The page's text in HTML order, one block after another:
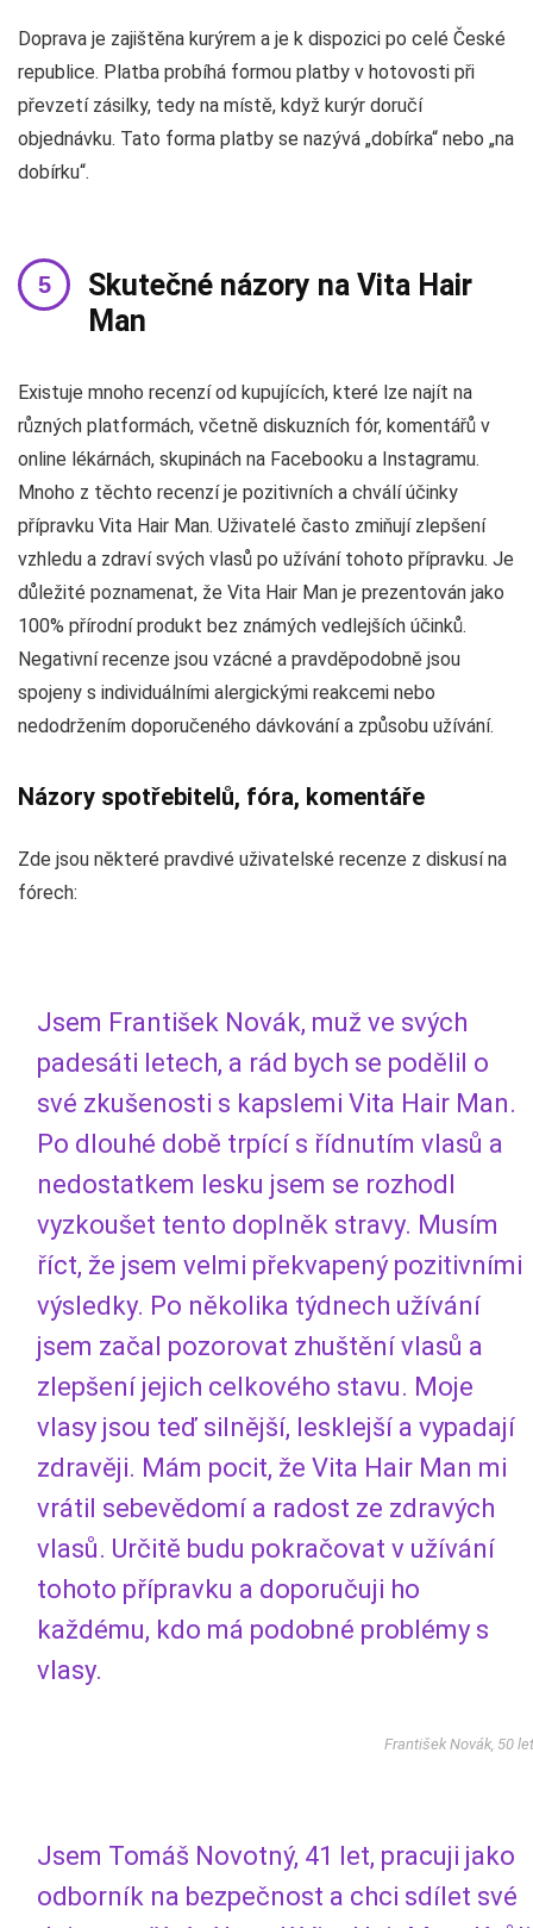
Doprava je zajištěna kurýrem a je k dispozici po celé České
republice. Platba probíhá formou platby v hotovosti při
převzetí zásilky, tedy na místě, když kurýr doručí
objednávku. Tato forma platby se nazývá „dobírka“ nebo „na
dobírku“.
Skutečné názory na Vita Hair
Man
Existuje mnoho recenzí od kupujících, které lze najít na
různých platformách, včetně diskuzních fór, komentářů v
online lékárnách, skupinách na Facebooku a Instagramu.
Mnoho z těchto recenzí je pozitivních a chválí účinky
přípravku Vita Hair Man. Uživatelé často zmiňují zlepšení
vzhledu a zdraví svých vlasů po užívání tohoto přípravku. Je
důležité poznamenat, že Vita Hair Man je prezentován jako
100% přírodní produkt bez známých vedlejších účinků.
Negativní recenze jsou vzácné a pravděpodobně jsou
spojeny s individuálními alergickými reakcemi nebo
nedodržením doporučeného dávkování a způsobu užívání.
Názory spotřebitelů, fóra, komentáře
Zde jsou některé pravdivé uživatelské recenze z diskusí na
fórech:
Jsem František Novák, muž ve svých
padesáti letech, a rád bych se podělil o
své zkušenosti s kapslemi Vita Hair Man.
Po dlouhé době trpící s řídnutím vlasů a
nedostatkem lesku jsem se rozhodl
vyzkoušet tento doplněk stravy. Musím
říct, že jsem velmi překvapený pozitivními
výsledky. Po několika týdnech užívání
jsem začal pozorovat zhuštění vlasů a
zlepšení jejich celkového stavu. Moje
vlasy jsou teď silnější, lesklejší a vypadají
zdravěji. Mám pocit, že Vita Hair Man mi
vrátil sebevědomí a radost ze zdravých
vlasů. Určitě budu pokračovat v užívání
tohoto přípravku a doporučuji ho
každému, kdo má podobné problémy s
vlasy.
František Novák, 50 let
Jsem Tomáš Novotný, 41 let, pracuji jako
odborník na bezpečnost a chci sdílet své